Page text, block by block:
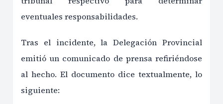
eventuales responsabilidades.
Tras el incidente, la Delegación Provincial
emitió un comunicado de prensa refiriéndose
al hecho. El documento dice textualmente, lo
siguiente: